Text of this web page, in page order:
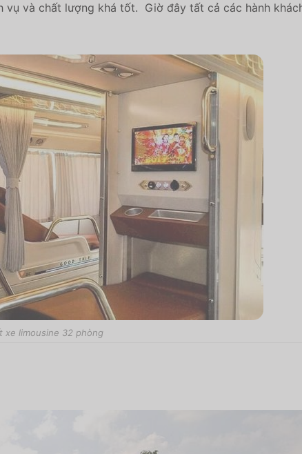
và chất lượng khá tốt. Giờ đây tất cả các hành
xe limousine 32 phòng